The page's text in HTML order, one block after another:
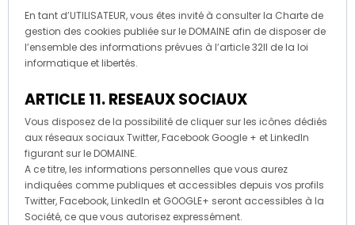
En tant d’UTILISATEUR, vous êtes invité à consulter la Charte de
gestion des cookies publiée sur le DOMAINE afin de disposer de
l’ensemble des informations prévues à l’article 32II de la loi
informatique et libertés.
ARTICLE 11. RESEAUX SOCIAUX
Vous disposez de la possibilité de cliquer sur les icônes dédiés
aux réseaux sociaux Twitter, Facebook Google + et LinkedIn
figurant sur le DOMAINE.
A ce titre, les informations personnelles que vous aurez
indiquées comme publiques et accessibles depuis vos profils
Twitter, Facebook, LinkedIn et GOOGLE+ seront accessibles à la
Société, ce que vous autorisez expressément.